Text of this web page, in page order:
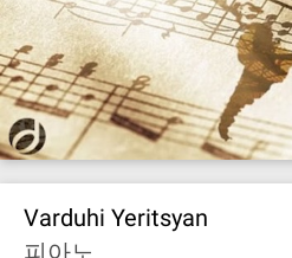
Varduhi Yeritsyan
피아노